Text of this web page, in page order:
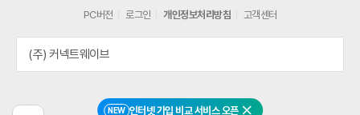
NEW 인터넷 가입 비교 서비스 오픈
PC버전 로그인 개인정보처리방침 고객센터
(주) 커넥트웨이브